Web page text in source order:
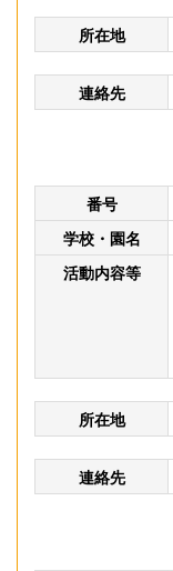
所在地
連絡先
番号
学校・園名
活動内容等
所在地
連絡先